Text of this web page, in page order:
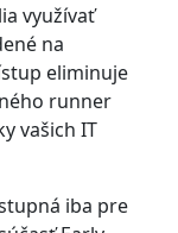
využívať
na
eliminuje
runner
vašich IT
iba pre